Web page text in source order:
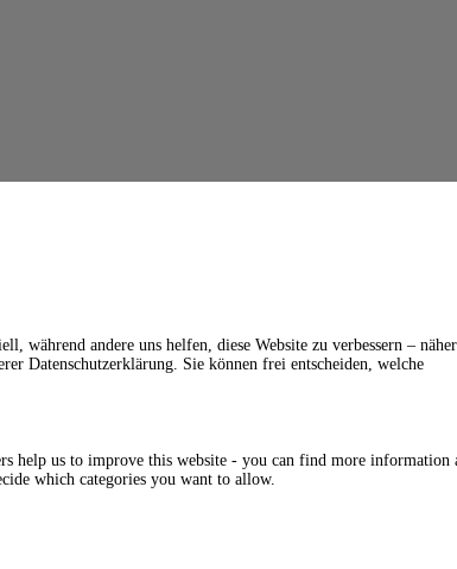
während andere uns helfen, diese Website zu verbessern –
Datenschutzerklärung. Sie können frei entscheiden, welche
help us to improve this website - you can find more information
which categories you want to allow.